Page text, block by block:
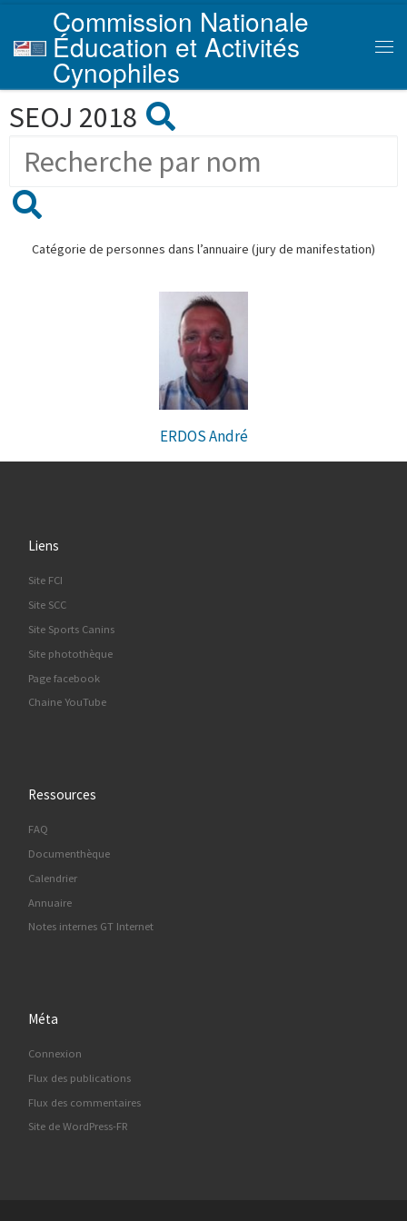
Skip to content
Commission Nationale
Éducation et Activités
Cynophiles
SEOJ 2018
Catégorie de personnes dans l’annuaire (jury de manifestation)
ERDOS André
Liens
Site FCI
Site SCC
Site Sports Canins
Site photothèque
Page facebook
Chaine YouTube
Ressources
FAQ
Documenthèque
Calendrier
Annuaire
Notes internes GT Internet
Méta
Connexion
Flux des publications
Flux des commentaires
Site de WordPress-FR